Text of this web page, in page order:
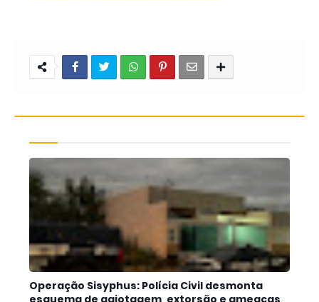
Operação Sisyphus: Polícia Civil desmonta
esquema de agiotagem, extorsão e ameaças,